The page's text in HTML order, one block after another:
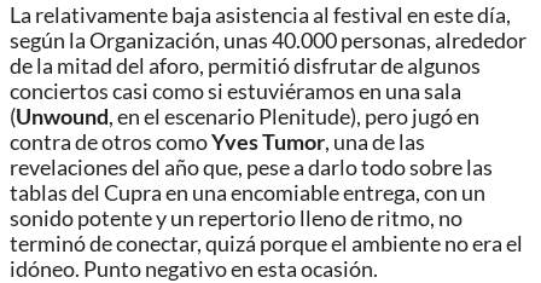
La relativamente baja asistencia al festival en este día,
según la Organización, unas 40.000 personas, alrededor
de la mitad del aforo, permitió disfrutar de algunos
conciertos casi como si estuviéramos en una sala
(Unwound, en el escenario Plenitude), pero jugó en
contra de otros comoYvesTumor, una de las
revelaciones del año que, pese a darlo todo sobre las
tablas del Cupra en una encomiable entrega, con un
sonido potente y un repertorio lleno de ritmo, no
terminó de conectar, quizá porque el ambiente no era el
idóneo. Punto negativo en esta ocasión.